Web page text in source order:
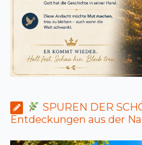
SPUREN DER
Entdeckungen aus der